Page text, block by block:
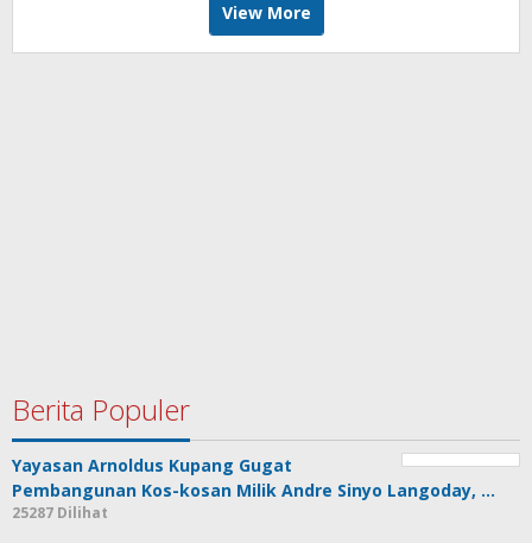
View More
Berita Populer
Yayasan Arnoldus Kupang Gugat
Pembangunan Kos-kosan Milik Andre Sinyo Langoday, …
25287 Dilihat